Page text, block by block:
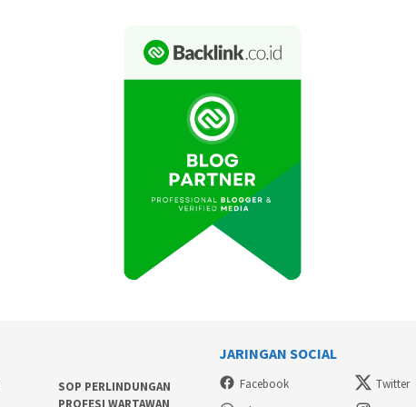
SOP PERLINDUNGAN
PROFESI WARTAWAN
JARINGAN SOCIAL
Facebook Twitter